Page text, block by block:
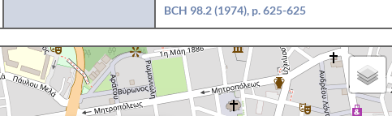
BCH 98.2 (1974), p. 625-625